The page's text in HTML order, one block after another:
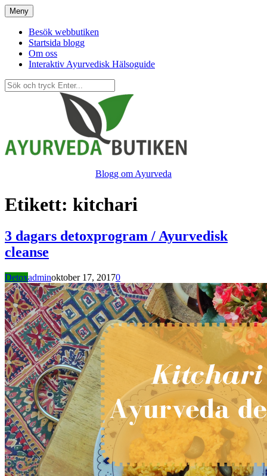
Hoppa
till
innehåll
Meny
Besök webbutiken
Startsida blogg
Om oss
Interaktiv Ayurvedisk Hälsoguide
Blogg om Ayurveda
Etikett: kitchari
3 dagars detoxprogram / Ayurvedisk
cleanse
Detoxadminoktober 17, 20170